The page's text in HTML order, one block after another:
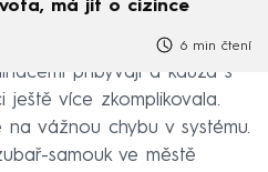
má jít o cizince
6 min čtení
přibývají a kauza s
ještě více zkomplikovala.
na vážnou chybu v systému.
samouk ve městě